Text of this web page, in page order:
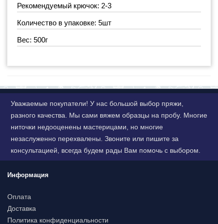
Рекомендуемый крючок: 2-3
Количество в упаковке: 5шт
Вес: 500г
Уважаемые покупатели! У нас большой выбор пряжи,
разного качества. Мы сами вяжем образцы на пробу. Многие
ниточки недооценены мастерицами, но многие
незаслуженно перехвалены. Звоните или пишите за
консультацией, всегда будем рады Вам помочь с выбором.
Информация
Оплата
Доставка
Политика конфиденциальности